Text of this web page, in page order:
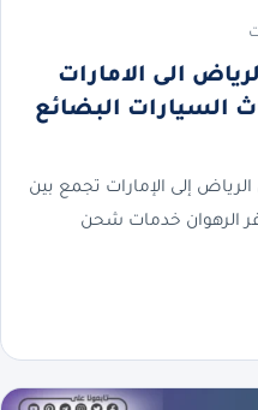
الى الامارات
الأثاث السيارات البضائع
إلى الإمارات تجمع بين
الرهوان خدمات شحن